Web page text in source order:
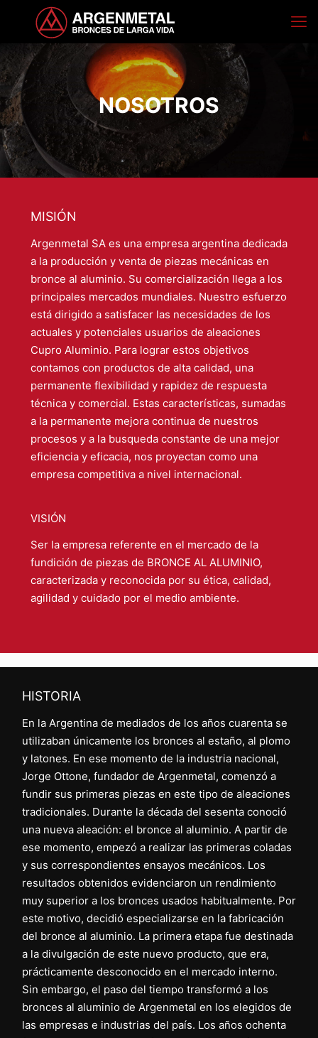
NOSOTROS
MISIÓN
Argenmetal SA es una empresa argentina dedicada
a la producción y venta de piezas mecánicas en
bronce al aluminio. Su comercialización llega a los
principales mercados mundiales. Nuestro esfuerzo
está dirigido a satisfacer las necesidades de los
actuales y potenciales usuarios de aleaciones
Cupro Aluminio. Para lograr estos objetivos
contamos con productos de alta calidad, una
permanente flexibilidad y rapidez de respuesta
técnica y comercial. Estas características, sumadas
a la permanente mejora continua de nuestros
procesos y a la busqueda constante de una mejor
eficiencia y eficacia, nos proyectan como una
empresa competitiva a nivel internacional.
VISIÓN
Ser la empresa referente en el mercado de la
fundición de piezas de BRONCE AL ALUMINIO,
caracterizada y reconocida por su ética, calidad,
agilidad y cuidado por el medio ambiente.
HISTORIA
En la Argentina de mediados de los años cuarenta se
utilizaban únicamente los bronces al estaño, al plomo
y latones. En ese momento de la industria nacional,
Jorge Ottone, fundador de Argenmetal, comenzó a
fundir sus primeras piezas en este tipo de aleaciones
tradicionales. Durante la década del sesenta conoció
una nueva aleación: el bronce al aluminio. A partir de
ese momento, empezó a realizar las primeras coladas
y sus correspondientes ensayos mecánicos. Los
resultados obtenidos evidenciaron un rendimiento
muy superior a los bronces usados habitualmente. Por
este motivo, decidió especializarse en la fabricación
del bronce al aluminio. La primera etapa fue destinada
a la divulgación de este nuevo producto, que era,
prácticamente desconocido en el mercado interno.
Sin embargo, el paso del tiempo transformó a los
bronces al aluminio de Argenmetal en los elegidos de
las empresas e industrias del país. Los años ochenta